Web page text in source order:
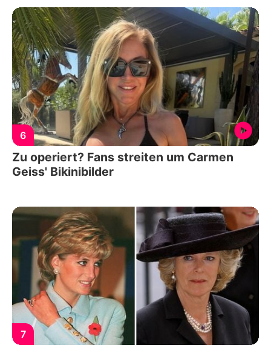
6
Zu operiert? Fans streiten um Carmen
Geiss' Bikinibilder
7